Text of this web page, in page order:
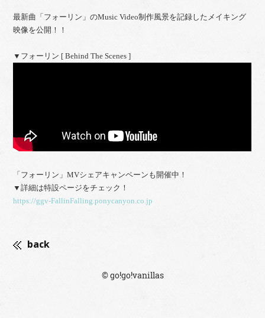
最新曲「フォーリン」のMusic Video制作風景を記録したメイキング
映像を公開！！
▼フォーリン [ Behind The Scenes ]
「フォーリン」MVシェアキャンペーンも開催中！
▼詳細は特設ページをチェック！
https://ggv-FallinFalling.ponycanyon.co.jp
back
© go!go!vanillas